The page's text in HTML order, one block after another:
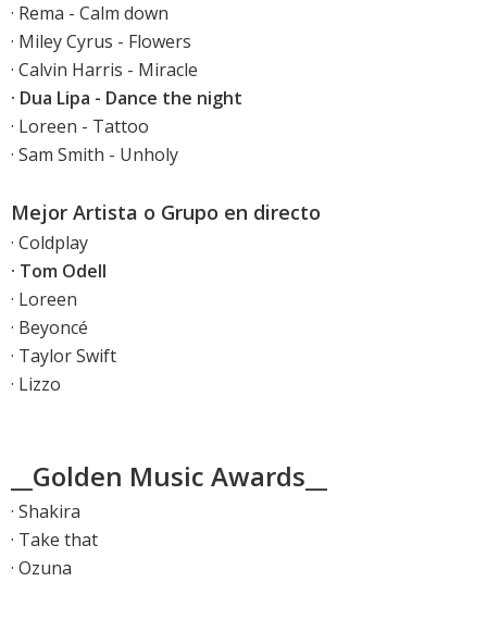
· Rema - Calm down
· Miley Cyrus - Flowers
· Calvin Harris - Miracle
· Dua Lipa - Dance the night
· Loreen - Tattoo
· Sam Smith - Unholy
Mejor Artista o Grupo en directo
· Coldplay
· Tom Odell
· Loreen
· Beyoncé
· Taylor Swift
· Lizzo
__Golden Music Awards__
· Shakira
· Take that
· Ozuna